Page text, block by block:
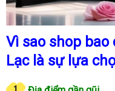
Vì sao shop bao
Lạc là sự lựa